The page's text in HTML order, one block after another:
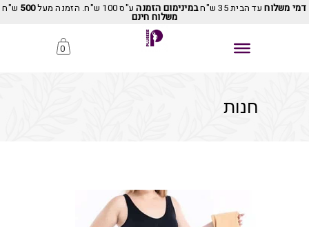
דמי משלוחעד הבית 35 ש"ח במינימום הזמנהע"ס 100 ש"ח. הזמנה מעל 500 ש"ח
משלוח חינם
0
חנות